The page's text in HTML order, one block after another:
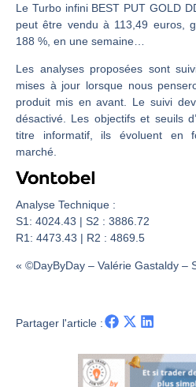
Le Turbo infini BEST PUT GOLD
peut être vendu à 113,49 euros,
188 %, en une semaine…
Les analyses proposées sont
mises à jour lorsque nous
produit mis en avant. Le suivi
désactivé. Les objectifs et seuils
titre informatif, ils évoluent en
marché.
Analyse Technique :
S1: 4024.43 | S2 : 3886.72
R1: 4473.43 | R2 : 4869.5
« ©DayByDay – Valérie Gastaldy –
Partager l'article :